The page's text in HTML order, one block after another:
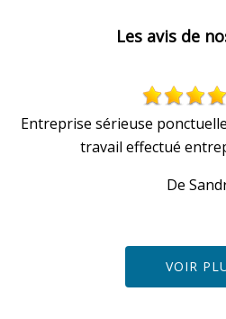
Les avis de
Entreprise sérieuse
travail effectué
De
VOIR